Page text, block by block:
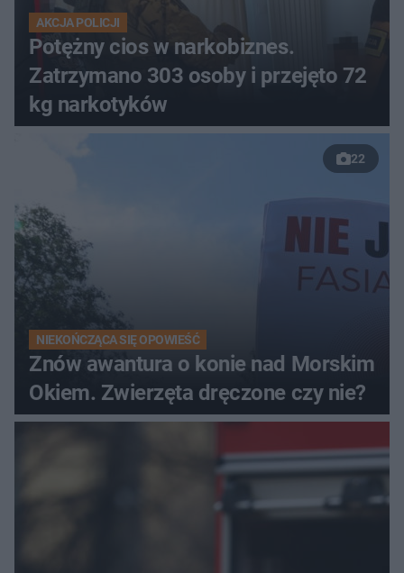
AKCJA POLICJI
Potężny cios w narkobiznes.
Zatrzymano 303 osoby i przejęto 72
kg narkotyków
22
NIEKOŃCZĄCA SIĘ OPOWIEŚĆ
Znów awantura o konie nad Morskim
Okiem. Zwierzęta dręczone czy nie?